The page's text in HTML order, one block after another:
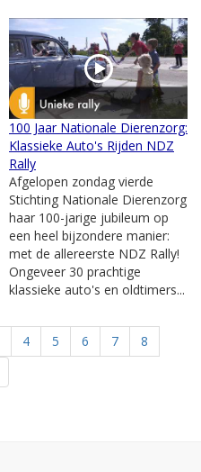
100 Jaar Nationale Dierenzorg:
Klassieke Auto's Rijden NDZ
Rally
Afgelopen zondag vierde
Stichting Nationale Dierenzorg
haar 100-jarige jubileum op
een heel bijzondere manier:
met de allereerste NDZ Rally!
Ongeveer 30 prachtige
klassieke auto's en oldtimers...
4 5 6 7
8